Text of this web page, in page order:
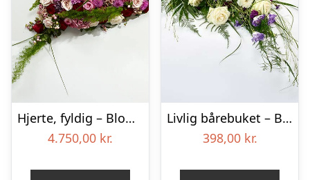
Hjerte, fyldig – Blomster til begravelse
4.750,00 kr.
Livlig bårebuket – Blomster til begravelse
398,00 kr.